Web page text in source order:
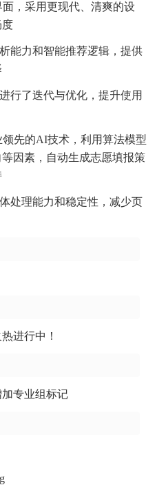
，采用更现代、清爽的设
度
能力和智能推荐逻辑，提供
行了迭代与优化，提升使用
先的AI技术，利用算法模型
因素，自动生成志愿填报策
处理能力和稳定性，减少页
进行中！
专业组标记